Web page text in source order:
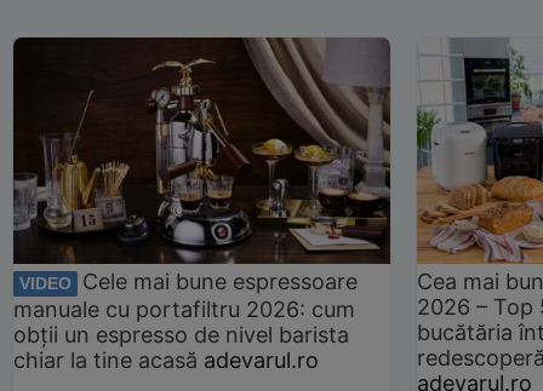
VIDEO
Cele mai bune espressoare
manuale cu portafiltru 2026: cum
obții un espresso de nivel barista
chiar la tine acasă adevarul.ro
Cea mai
2026 –
bucătăria
adevarul.ro